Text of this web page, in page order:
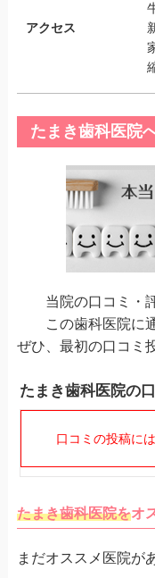
アクセス
たまき歯科医院
当院の口コミ・評
この歯科医院に通
ぜひ、最初の口コミ
たまき歯科医院の
口コミの投稿に
たまき歯科医院をオ
まだオススメ医院が